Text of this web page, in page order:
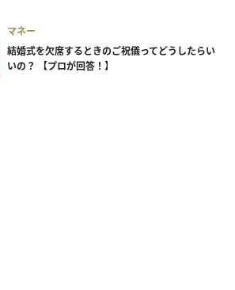
マネー
結婚式を欠席するときのご祝儀ってどうしたらい
いの？ 【プロが回答！】